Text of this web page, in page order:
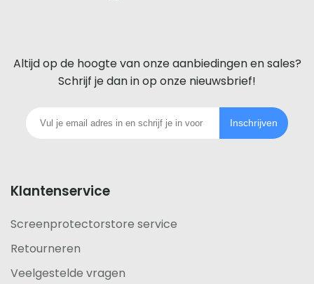
voor
iedere
telefoon
Altijd op de hoogte van onze aanbiedingen en sales?
Schrijf je dan in op onze nieuwsbrief!
Inschrijven
Klantenservice
Screenprotectorstore service
Retourneren
Veelgestelde vragen